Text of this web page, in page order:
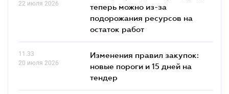
22 июля 2026
теперь можно из-за
подорожания ресурсов на
остаток работ
11.33
20 июля 2026
Изменения правил закупок:
новые пороги и 15 дней на
тендер